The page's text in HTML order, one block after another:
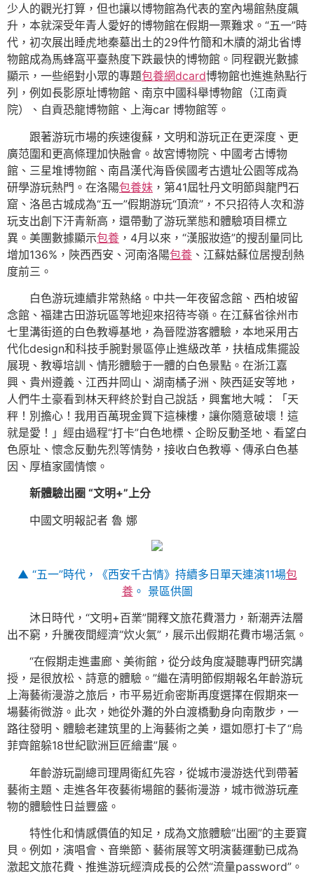
少人的觀光打算，但也讓以博物館為代表的室內場館熱度飆
升，本就深受年青人愛好的博物館在假期一票難求。“五一”時
代，初次展出睡虎地秦墓出土的29件竹簡和木牘的湖北省博
物館成為馬蜂窩平臺熱度下跌最快的博物館。同程觀光數據
顯示，一些絕對小眾的專題包養網dcard博物館也進進熱點行
列，例如長影原址博物館、南京中國科舉博物館（江南貢
院）、自貢恐龍博物館、上海car 博物館等。
跟著游玩市場的疾速復蘇，文明和游玩正在更深度、更
廣范圍和更高條理加快融會。故宮博物院、中國考古博物
館、三星堆博物館、南昌漢代海昏侯國考古遺址公園等成為
研學游玩熱門。在洛陽包養妹 ，第41屆牡丹文明節與龍門石
窟、洛邑古城成為“五一”假期游玩“頂流”，不只招待人次和游
玩支出創下汗青新高，還帶動了游玩業態和體驗項目標立
異。美團數據顯示包養 ，4月以來，“漢服妝造”的搜刮量同比
增加136%，陜西西安、河南洛陽包養 、江蘇姑蘇位居搜刮熱
度前三。
白色游玩連續非常熱絡。中共一年夜留念館、西柏坡留
念館、福建古田游玩區等地迎來招待岑嶺。在江蘇省徐州市
七里溝街道的白色教導基地，為晉陞游客體驗，本地采用古
代化design和科技手腕對景區停止進級改革，扶植成集擺設
展現、教導培訓、情形體驗于一體的白色景點。在浙江嘉
興、貴州遵義、江西井岡山、湖南橘子洲、陜西延安等地，
人們牛土豪看到林天秤終於對自己說話，興奮地大喊：「天
秤！別擔心！我用百萬現金買下這棟樓，讓你隨意破壞！這
就是愛！」經由過程“打卡”白色地標、企盼反動圣地、看望白
色原址、懷念反動先烈等情勢，接收白色教導、傳承白色基
因、厚植家國情懷。
新體驗出圈 “文明+”上分
中國文明報記者 魯 娜
▲ “五一”時代，《西安千古情》持續多日單天連演11場包
養。 景區供圖
沐日時代，“文明+百業”開釋文旅花費潛力，新潮弄法層
出不窮，升騰夜間經濟“炊火氣”，展示出假期花費市場活氣。
“在假期走進畫廊、美術館，從分歧角度凝聽專門研究講
授，是很放松、詩意的體驗。”繼在清明節假期報名年齡游玩
上海藝術漫游之旅后，市平易近俞密斯再度選擇在假期來一
場藝術微游。此次，她從外灘的外白渡橋動身向南散步，一
路往發明、體驗老建筑里的上海藝術之美，還如愿打卡了“烏
菲齊館躲18世紀歐洲巨匠繪畫”展。
年齡游玩副總司理周衛紅先容，從城市漫游迭代到帶著
藝術主題、走進各年夜藝術場館的藝術漫游，城市微游玩產
物的體驗性日益豐盛。
特性化和情感價值的知足，成為文旅體驗“出圈”的主要寶
貝。例如，演唱會、音樂節、藝術展等文明演藝運動已成為
激起文旅花費、推進游玩經濟成長的公然“流量password”。